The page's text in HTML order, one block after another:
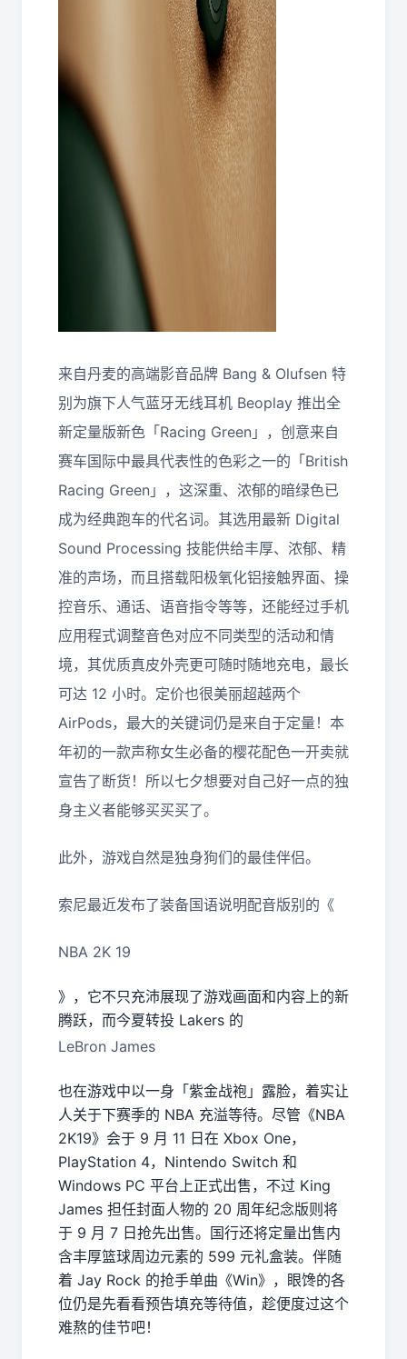
来自丹麦的高端影音品牌 Bang & Olufsen 特
别为旗下人气蓝牙无线耳机 Beoplay 推出全
新定量版新色「Racing Green」，创意来自
赛车国际中最具代表性的色彩之一的「British
Racing Green」，这深重、浓郁的暗绿色已
成为经典跑车的代名词。其选用最新 Digital
Sound Processing 技能供给丰厚、浓郁、精
准的声场，而且搭载阳极氧化铝接触界面、操
控音乐、通话、语音指令等等，还能经过手机
应用程式调整音色对应不同类型的活动和情
境，其优质真皮外壳更可随时随地充电，最长
可达 12 小时。定价也很美丽超越两个
AirPods，最大的关键词仍是来自于定量！本
年初的一款声称女生必备的樱花配色一开卖就
宣告了断货！所以七夕想要对自己好一点的独
身主义者能够买买买了。
此外，游戏自然是独身狗们的最佳伴侣。
索尼最近发布了装备国语说明配音版别的《
NBA 2K 19
》，它不只充沛展现了游戏画面和内容上的新
腾跃，而今夏转投 Lakers 的
LeBron James
也在游戏中以一身「紫金战袍」露脸，着实让
人关于下赛季的 NBA 充溢等待。尽管《NBA
2K19》会于 9 月 11 日在 Xbox One，
PlayStation 4，Nintendo Switch 和
Windows PC 平台上正式出售，不过 King
James 担任封面人物的 20 周年纪念版则将
于 9 月 7 日抢先出售。国行还将定量出售内
含丰厚篮球周边元素的 599 元礼盒装。伴随
着 Jay Rock 的抢手单曲《Win》，眼馋的各
位仍是先看看预告填充等待值，趁便度过这个
难熬的佳节吧！